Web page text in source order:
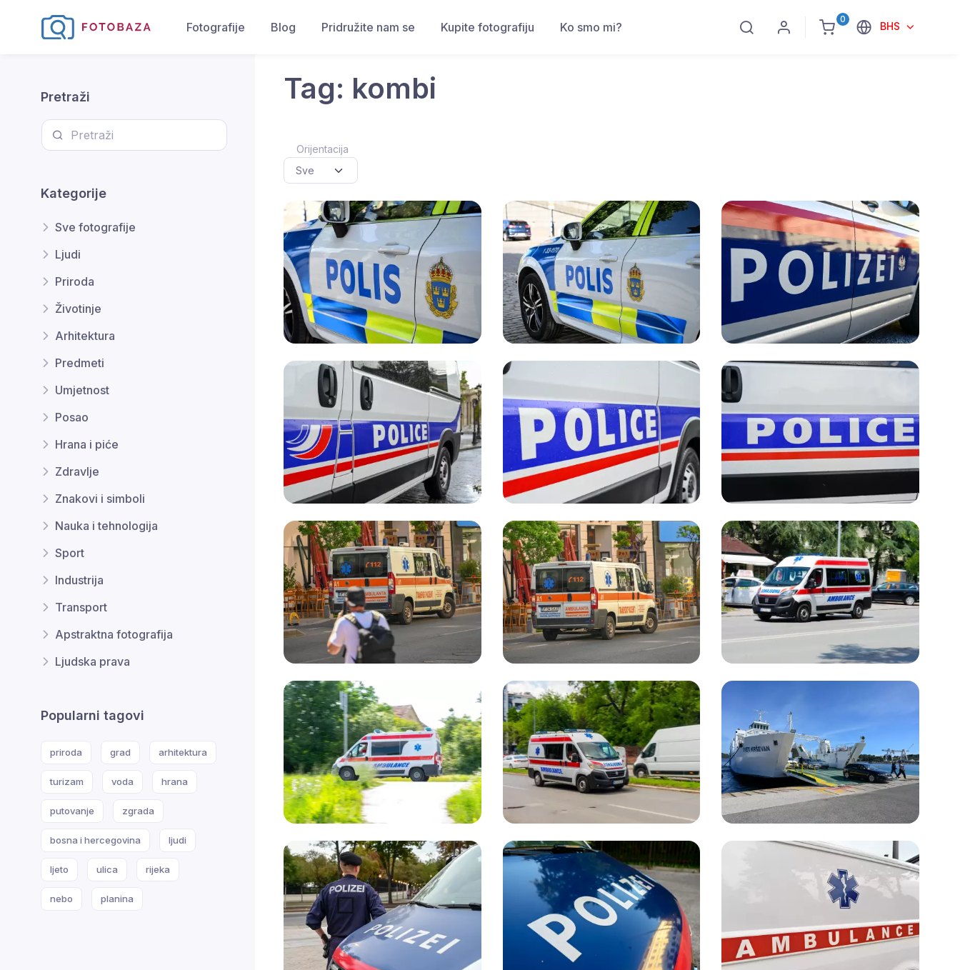
0
BHS
Fotografije Blog Pridružite nam se Kupite fotografiju Ko smo mi?
Pretraži
Kategorije
Sve fotografije
Ljudi
Priroda
Životinje
Arhitektura
Predmeti
Umjetnost
Posao
Hrana i piće
Zdravlje
Znakovi i simboli
Nauka i tehnologija
Sport
Industrija
Transport
Apstraktna fotografija
Ljudska prava
Popularni tagovi
priroda grad arhitektura
turizam voda hrana
putovanje zgrada
bosna i hercegovina ljudi
ljeto ulica rijeka
nebo planina
Tag: kombi
Orijentacija